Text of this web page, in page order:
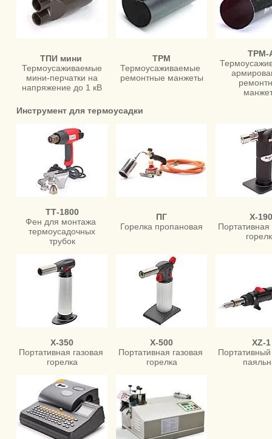
ТПИ мини
Термоусаживаемые
мини-перчатки на
напряжение до 1 кВ
ТРМ
Термоусаживаемые
ремонтные манжеты
ТРМ-
Инструмент для термоусадки
ТТ-1800
Фен для монтажа
термоусадочных
трубок
ПГ
Горелка пропановая
Х-190
Портативная
Х-350
Портативная газовая
горелка
Х-500
Портативная газовая
горелка
XZ-1
Портативный